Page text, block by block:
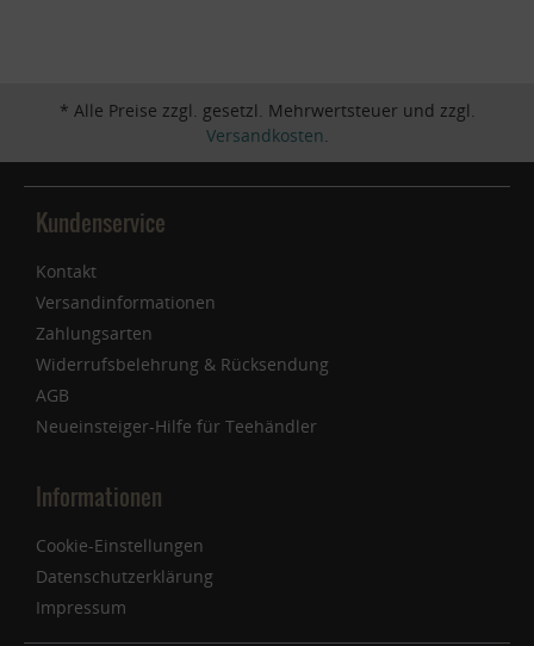
* Alle Preise zzgl. gesetzl. Mehrwertsteuer und zzgl.
Versandkosten.
Kundenservice
Kontakt
Versandinformationen
Zahlungsarten
Widerrufsbelehrung & Rücksendung
AGB
Neueinsteiger-Hilfe für Teehändler
Informationen
Cookie-Einstellungen
Datenschutzerklärung
Impressum